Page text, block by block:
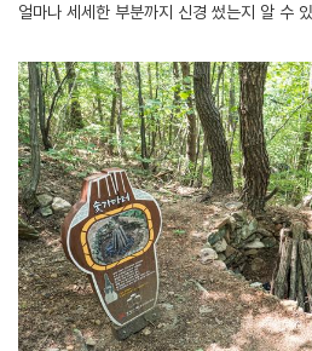
얼마나 세세한 부분까지 신경 썼는지 알 수